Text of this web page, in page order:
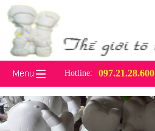
Hotline: 097.21.28.600